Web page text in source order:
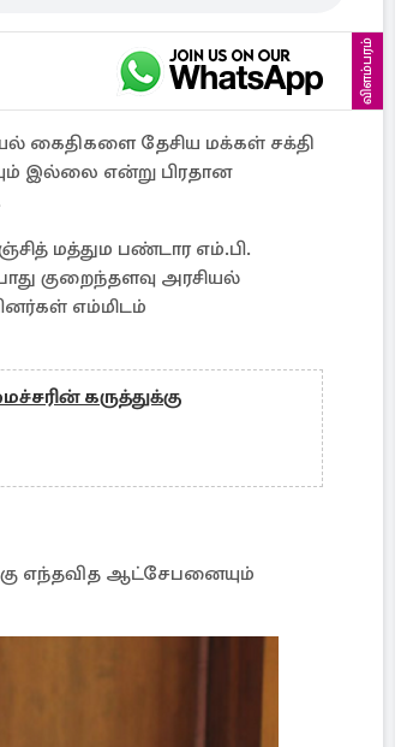
விளம்பரம்
கைதிகளை தேசிய மக்கள் சக்தி
இல்லை என்று பிரதான
மத்தும பண்டார எம்.பி.
குறைந்தளவு அரசியல்
எம்மிடம்
கருத்துக்கு
எந்தவித ஆட்சேபனையும்